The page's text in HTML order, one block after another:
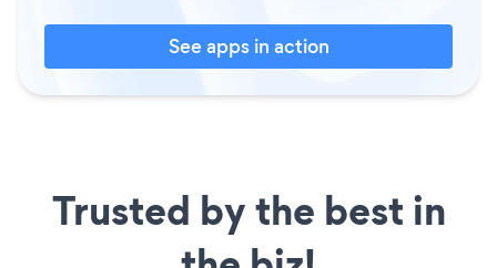
See apps in action
Trusted by the best in